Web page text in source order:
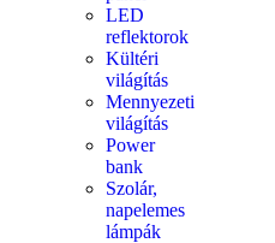
LED
reflektorok
Kültéri
világítás
Mennyezeti
világítás
Power
bank
Szolár,
napelemes
lámpák